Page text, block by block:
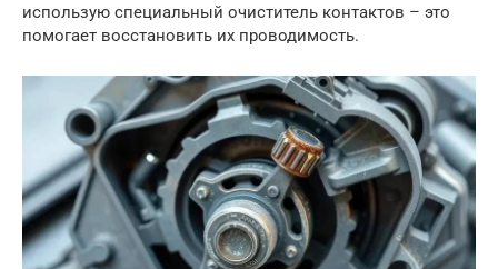
использую специальный очиститель контактов – это
помогает восстановить их проводимость.